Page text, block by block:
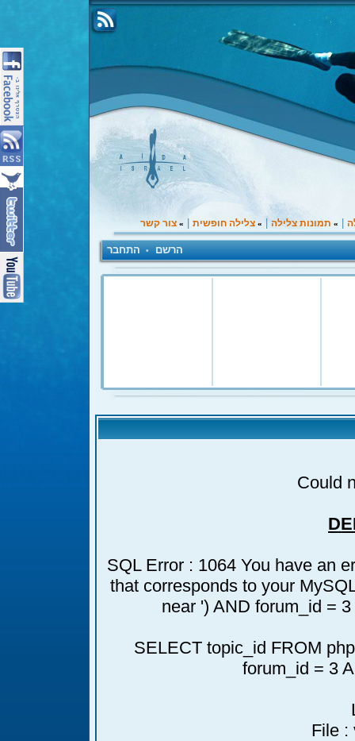
» תמונות צלילה » צלילה חופשית » צור קשר
הרשם • התחבר
Could
SQL Error : 1064 You have an
that corresponds to your
near ') AND forum_id =
SELECT topic_id FROM
forum_id = 3
File :